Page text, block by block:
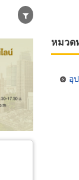
หมวด
อุ